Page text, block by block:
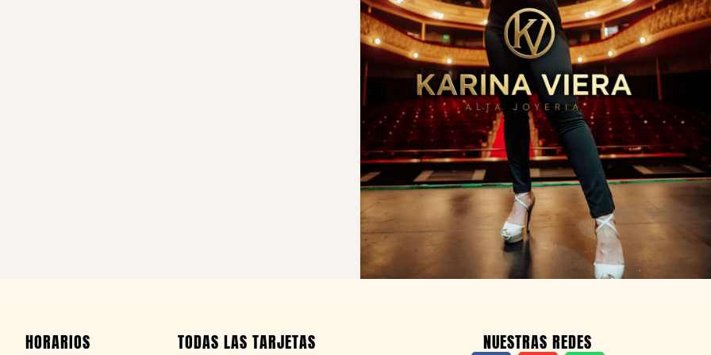
HORARIOS TODAS LAS TARJETAS NUESTRAS REDES